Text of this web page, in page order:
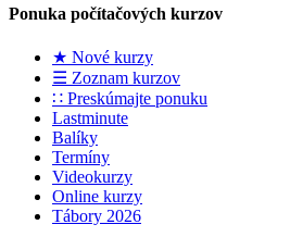
Ponuka počítačových kurzov
★ Nové kurzy
☰ Zoznam kurzov
∷ Preskúmajte ponuku
Lastminute
Balíky
Termíny
Videokurzy
Online kurzy
Tábory 2026